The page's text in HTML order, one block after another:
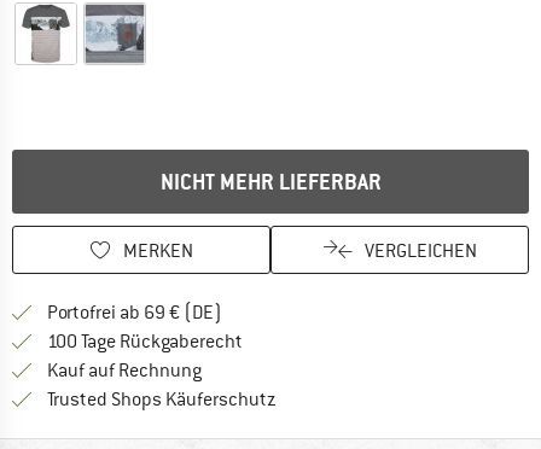
NICHT MEHR LIEFERBAR
MERKEN VERGLEICHEN
Portofrei ab 69 € (DE)
100 Tage Rückgaberecht
Kauf auf RechnungFinde die Zahlungs-Infos hier! Öffnet
Trusted Shops Käuferschutz